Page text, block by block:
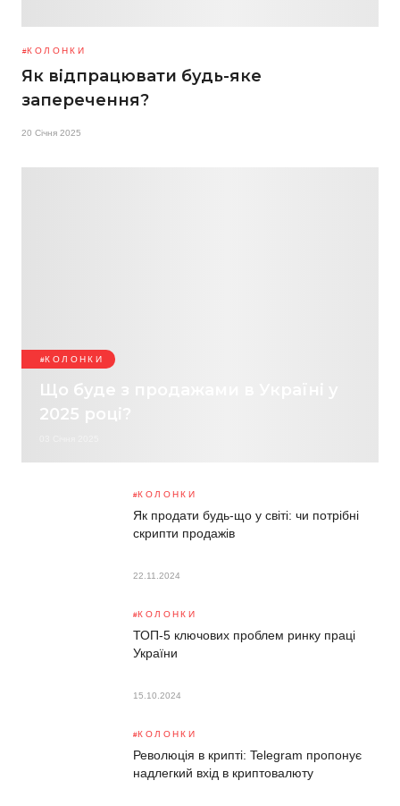
КОЛОНКИ
Як відпрацювати будь-яке
заперечення?
20 Січня 2025
КОЛОНКИ
Що буде з продажами в Україні у
2025 році?
КОЛОНКИ
Як продати будь-що у світі: чи потрібні
скрипти продажів
22.11.2024
КОЛОНКИ
ТОП-5 ключових проблем ринку праці
України
15.10.2024
КОЛОНКИ
Революція в крипті: Telegram пропонує
надлегкий вхід в криптовалюту